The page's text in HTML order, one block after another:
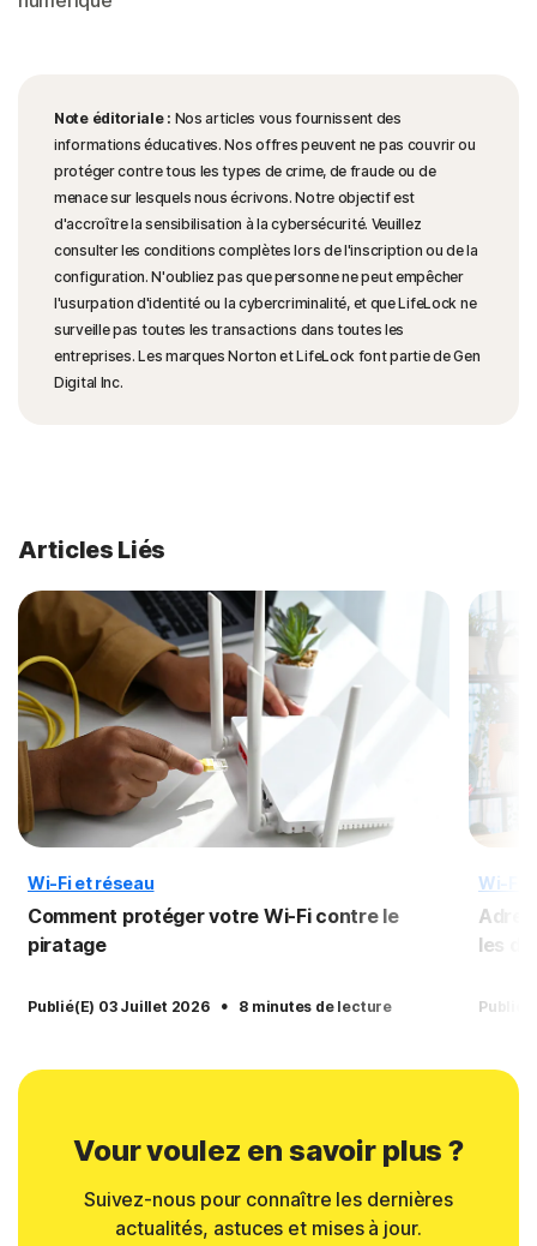
Note éditoriale : Nos articles vous fournissent des
informations éducatives. Nos offres peuvent ne pas couvrir ou
protéger contre tous les types de crime, de fraude ou de
menace sur lesquels nous écrivons. Notre objectif est
d'accroître la sensibilisation à la cybersécurité. Veuillez
consulter les conditions complètes lors de l'inscription ou de la
configuration. N'oubliez pas que personne ne peut empêcher
l'usurpation d'identité ou la cybercriminalité, et que LifeLock ne
surveille pas toutes les transactions dans toutes les
entreprises. Les marques Norton et LifeLock font partie de Gen
Digital Inc.
Articles Liés
Wi-Fi et réseau
Comment protéger votre Wi-Fi contre le
piratage
Publié(e) 03 Juillet 2026 · 8 minutes de lecture
Wi-Fi
les
Vour voulez en savoir plus ?
Suivez-nous pour connaître les dernières
actualités, astuces et mises à jour.